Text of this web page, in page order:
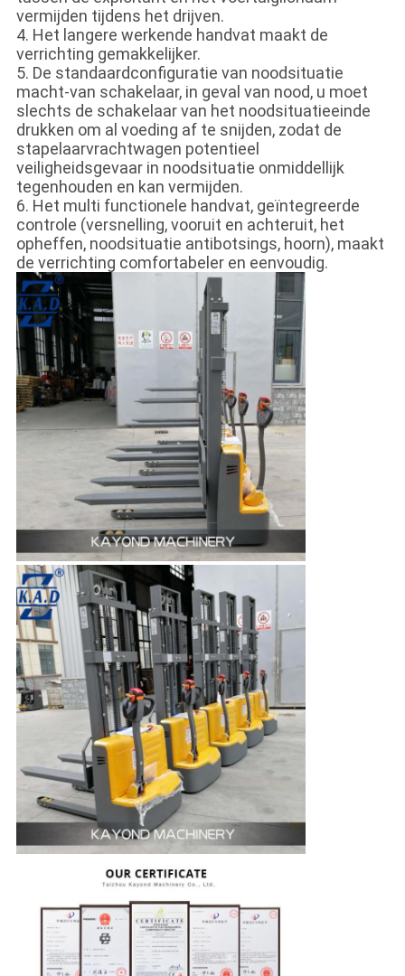
vermijden tijdens het drijven.
4. Het langere werkende handvat maakt de
verrichting gemakkelijker.
5. De standaardconfiguratie van noodsituatie
macht-van schakelaar, in geval van nood, u moet
slechts de schakelaar van het noodsituatieeinde
drukken om al voeding af te snijden, zodat de
stapelaarvrachtwagen potentieel
veiligheidsgevaar in noodsituatie onmiddellijk
tegenhouden en kan vermijden.
6. Het multi functionele handvat, geïntegreerde
controle (versnelling, vooruit en achteruit, het
opheffen, noodsituatie antibotsings, hoorn), maakt
de verrichting comfortabeler en eenvoudig.